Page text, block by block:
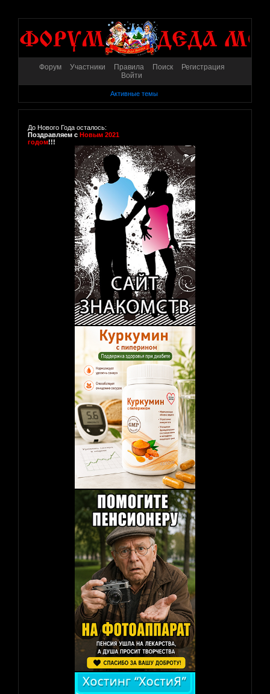
Форум Участники Правила Поиск
Регистрация
Войти
Активные темы
До Нового Года осталось:
Поздравляем с Новым 2021
годом!!!